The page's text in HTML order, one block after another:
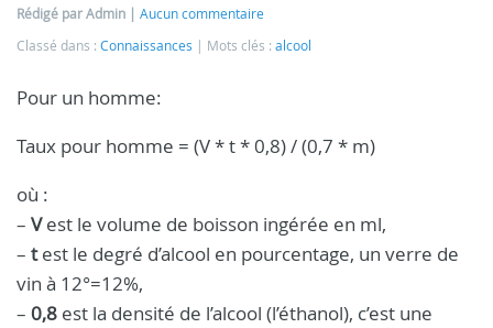
Rédigé par Admin
Aucun commentaire
Classé dans : Connaissances Mots clés : alcool
Pour un homme:
Taux pour homme = (V * t * 0,8) / (0,7 * m)
où :
– Vest le volume de boisson ingérée en ml,
– test le degré d’alcool en pourcentage, un verre de
vin à 12°=12%,
– 0,8 est la densité de l’alcool (l’éthanol), c’est une